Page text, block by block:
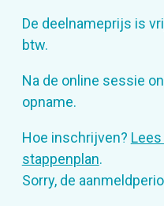
De deelnameprijs is
btw.
Na de online sessie
opname.
Hoe inschrijven?
stappenplan.
Sorry, de